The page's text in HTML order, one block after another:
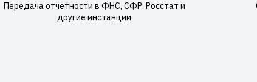
Передача отчетности в ФНС, СФР, Росстат и
другие инстанции